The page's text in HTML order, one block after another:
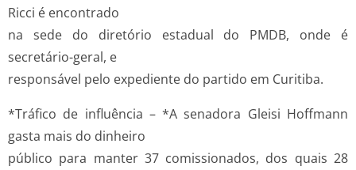
Ricci é encontrado
na sede do diretório estadual do PMDB, onde é
secretário-geral, e
responsável pelo expediente do partido em Curitiba.
*Tráfico de influência – *A senadora Gleisi Hoffmann
gasta mais do dinheiro
público para manter 37 comissionados, dos quais 28